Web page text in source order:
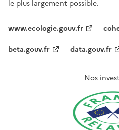
le plus largement possible.
www.ecologie.gouv.fr
beta.gouv.fr
data.gouv.fr
Nos